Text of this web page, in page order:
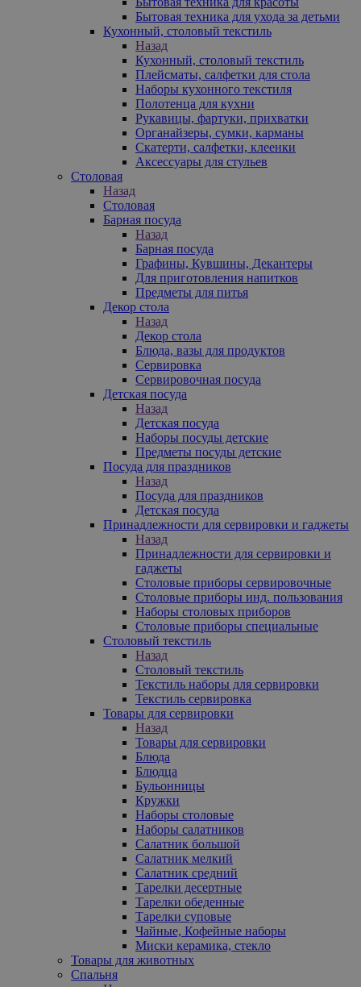
Бытовая техника для ухода за детьми
Кухонный, столовый текстиль
Назад
Кухонный, столовый текстиль
Плейсматы, салфетки для стола
Наборы кухонного текстиля
Полотенца для кухни
Рукавицы, фартуки, прихватки
Органайзеры, сумки, карманы
Скатерти, салфетки, клеенки
Аксессуары для стульев
Столовая
Назад
Столовая
Барная посуда
Назад
Барная посуда
Графины, Кувшины, Декантеры
Для приготовления напитков
Предметы для питья
Декор стола
Назад
Декор стола
Блюда, вазы для продуктов
Сервировка
Сервировочная посуда
Детская посуда
Назад
Детская посуда
Наборы посуды детские
Предметы посуды детские
Посуда для праздников
Назад
Посуда для праздников
Детская посуда
Принадлежности для сервировки и гаджеты
Назад
Принадлежности для сервировки и
гаджеты
Столовые приборы сервировочные
Столовые приборы инд. пользования
Наборы столовых приборов
Столовые приборы специальные
Столовый текстиль
Назад
Столовый текстиль
Текстиль наборы для сервировки
Текстиль сервировка
Товары для сервировки
Назад
Товары для сервировки
Блюда
Блюдца
Бульонницы
Кружки
Наборы столовые
Наборы салатников
Салатник большой
Салатник мелкий
Салатник средний
Тарелки десертные
Тарелки обеденные
Тарелки суповые
Чайные, Кофейные наборы
Миски керамика, стекло
Товары для животных
Спальня